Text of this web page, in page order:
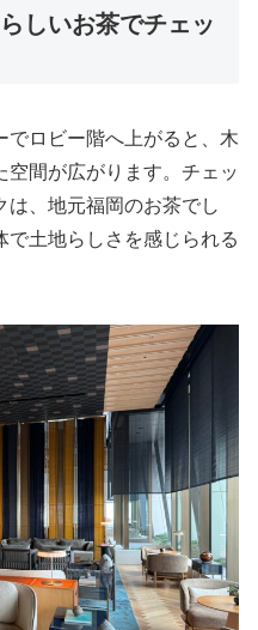
しいお茶でチェッ
でロビー階へ上がると、木
間が広がります。チェッ
は、地元福岡のお茶でし
で土地らしさを感じられる